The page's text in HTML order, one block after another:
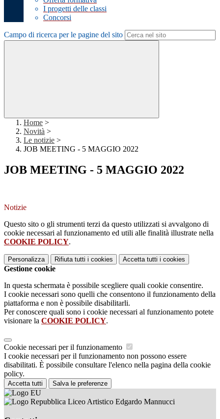
I progetti delle classi
Concorsi
Campo di ricerca per le pagine del sito
Home >
Novità >
Le notizie >
JOB MEETING - 5 MAGGIO 2022
JOB MEETING - 5 MAGGIO 2022
Notizie
Questo sito o gli strumenti terzi da questo utilizzati si avvalgono di
cookie necessari al funzionamento ed utili alle finalità illustrate nella
COOKIE POLICY.
Personalizza Rifiuta tutti i cookies Accetta tutti i cookies
Gestione cookie
In questa schermata è possibile scegliere quali cookie consentire.
I cookie necessari sono quelli che consentono il funzionamento della
piattaforma e non è possibile disabilitarli.
Per conoscere quali sono i cookie necessari al funzionamento potete
visionare la COOKIE POLICY.
Cookie necessari per il funzionamento
I cookie necessari per il funzionamento non possono essere
disabilitati. È possibile consultare l'elenco nella pagina della cookie
policy.
Accetta tutti Salva le preferenze
Liceo Artistico Edgardo Mannucci